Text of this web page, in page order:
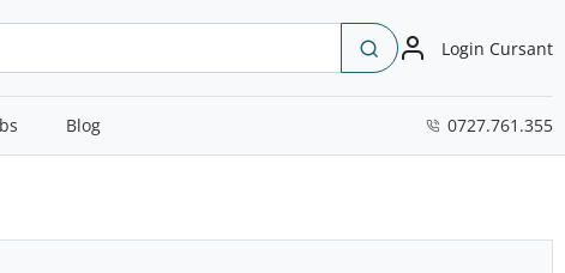
Login Cursant
Blog 0727.761.355